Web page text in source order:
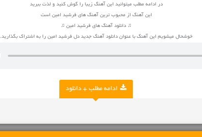
در ادامه مطلب میتوانید این آهنگ زیبا را گوش کنید و لذت ببرید
این آهنگ از محبوب ترین آهنگ های فرشید امین است
♫ دانلود آهنگ های فرشید امین ♫
خوشحال میشویم این آهنگ با عنوان دانلود آهنگ جدید دل فرشید امین را به اشتراک بگذارید.
ادامه مطلب + دانلود